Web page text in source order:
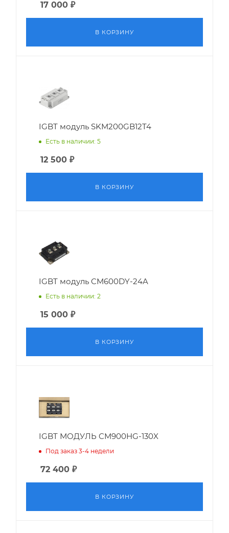
17 000 ₽
В КОРЗИНУ
IGBT модуль SKM200GB12T4
Есть в наличии: 5
12 500 ₽
В КОРЗИНУ
IGBT модуль CM600DY-24A
Есть в наличии: 2
15 000 ₽
В КОРЗИНУ
IGBT МОДУЛЬ CM900HG-130X
Под заказ 3-4 недели
72 400 ₽
В КОРЗИНУ